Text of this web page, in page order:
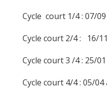
Cycle court 1/4 : 07/
Cycle court 2/4 : 16/
Cycle court 3 /4 : 25/
Cycle court 4/4 : 05/04